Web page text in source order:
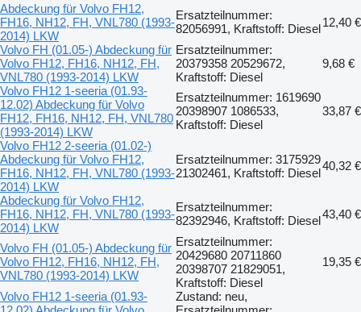
Abdeckung für Volvo FH12,
FH16, NH12, FH, VNL780 (1993-
2014) LKW
Ersatzteilnummer:
82056991, Kraftstoff: Diesel12,40 €
Volvo FH (01.05-) Abdeckung für
Volvo FH12, FH16, NH12, FH,
VNL780 (1993-2014) LKW
Ersatzteilnummer:
20379358 20529672,
Kraftstoff: Diesel
9,68 €
Volvo FH12 1-seeria (01.93-
12.02) Abdeckung für Volvo
FH12, FH16, NH12, FH, VNL780
(1993-2014) LKW
Ersatzteilnummer: 1619690
20398907 1086533,
Kraftstoff: Diesel
33,87 €
Volvo FH12 2-seeria (01.02-)
Abdeckung für Volvo FH12,
FH16, NH12, FH, VNL780 (1993-
2014) LKW
Ersatzteilnummer: 3175929
21302461, Kraftstoff: Diesel
40,32 €
Abdeckung für Volvo FH12,
FH16, NH12, FH, VNL780 (1993-
2014) LKW
Ersatzteilnummer:
82392946, Kraftstoff: Diesel43,40 €
Volvo FH (01.05-) Abdeckung für
Volvo FH12, FH16, NH12, FH,
VNL780 (1993-2014) LKW
Ersatzteilnummer:
20429680 20711860
20398707 21829051,
Kraftstoff: Diesel
19,35 €
Volvo FH12 1-seeria (01.93-
Zustand: neu,